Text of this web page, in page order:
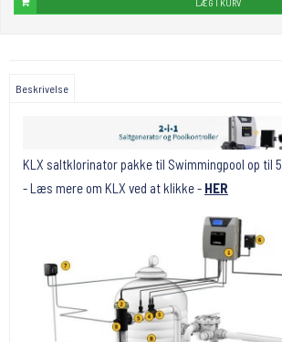
Beskrivelse
KLX saltklorinator pakke til Swimmingpool op til
- Læs mere om KLX ved at klikke - HER